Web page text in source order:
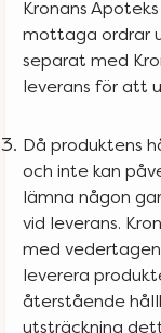
Kronans
mottaga ordrar
separat med
leverans för att
Då produktens
och inte kan
lämna någon
vid leverans.
med
leverera
återstående
utsträckning